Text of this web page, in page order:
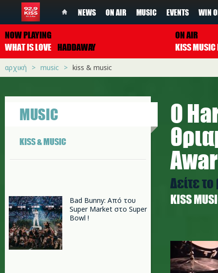
NEWS ON AIR MUSIC EVENTS WIN
NOW PLAYING
WHAT IS LOVE HADDAWAY
ON AIR
αρχική music kiss & music
MUSIC
KISS & MUSIC
Bad Bunny: Από του
Super Market στο Super
Bowl !
Ο
Δείτε το
ΚISS